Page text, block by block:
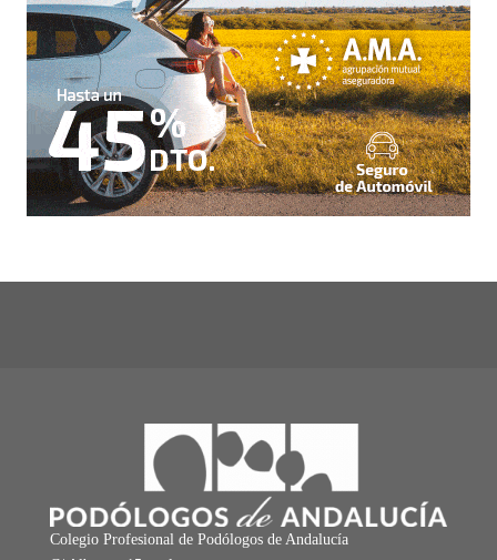
Colegio Profesional de Podólogos de Andalucía